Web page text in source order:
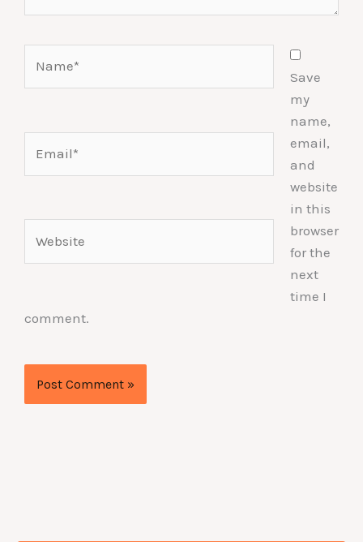
Save
my
name,
email,
and
website
in this
browser
for the
next
time I
comment.